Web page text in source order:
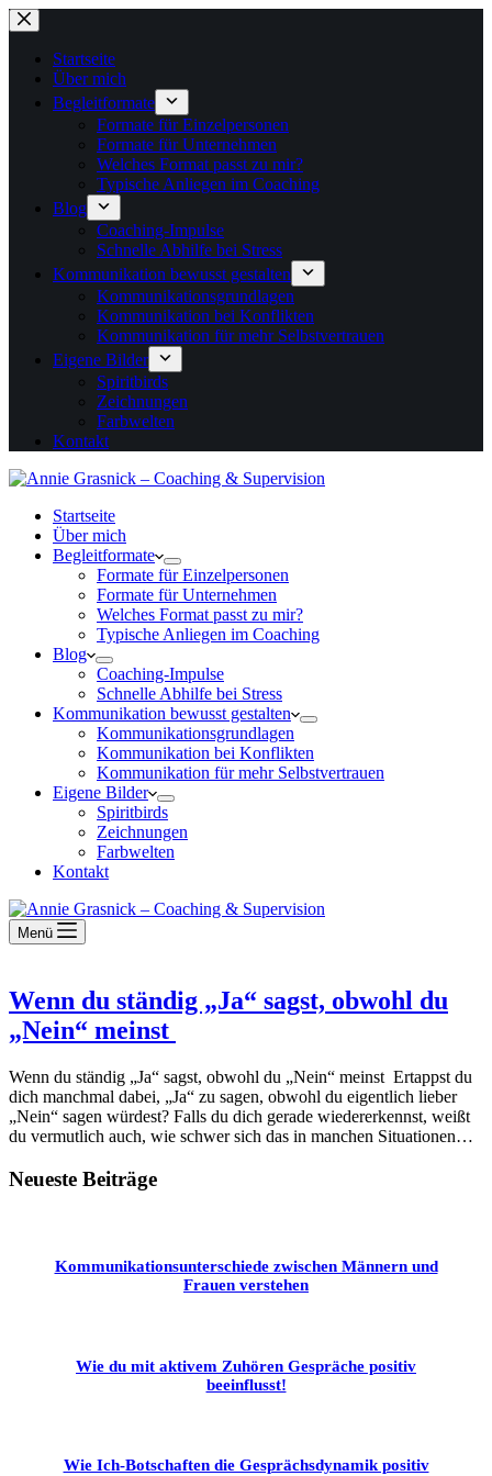
Zum
Inhalt
springenStartseite
Über mich
Begleitformate
Formate für Einzelpersonen
Formate für Unternehmen
Welches Format passt zu mir?
Typische Anliegen im Coaching
Blog
Coaching-Impulse
Schnelle Abhilfe bei Stress
Kommunikation bewusst gestalten
Kommunikationsgrundlagen
Kommunikation bei Konflikten
Kommunikation für mehr Selbstvertrauen
Eigene Bilder
Spiritbirds
Zeichnungen
Farbwelten
Kontakt
Startseite
Über mich
Begleitformate
Formate für Einzelpersonen
Formate für Unternehmen
Welches Format passt zu mir?
Typische Anliegen im Coaching
Blog
Coaching-Impulse
Schnelle Abhilfe bei Stress
Kommunikation bewusst gestalten
Kommunikationsgrundlagen
Kommunikation bei Konflikten
Kommunikation für mehr Selbstvertrauen
Eigene Bilder
Spiritbirds
Zeichnungen
Farbwelten
Kontakt
Menü
Wenn du ständig „Ja“ sagst, obwohl du
„Nein“ meinst
Wenn du ständig „Ja“ sagst, obwohl du „Nein“ meinst Ertappst du
dich manchmal dabei, „Ja“ zu sagen, obwohl du eigentlich lieber
„Nein“ sagen würdest? Falls du dich gerade wiedererkennst, weißt
du vermutlich auch, wie schwer sich das in manchen Situationen…
Neueste Beiträge
Kommunikationsunterschiede zwischen Männern und
Frauen verstehen
Wie du mit aktivem Zuhören Gespräche positiv
beeinflusst!
Wie Ich-Botschaften die Gesprächsdynamik positiv